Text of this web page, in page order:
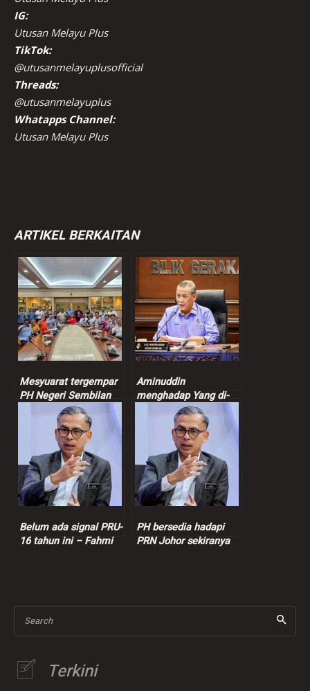
IG:
Utusan Melayu Plus
TikTok:
@utusanmelayuplusofficial
Threads:
@utusanmelayuplus
Whatapps Channel:
Utusan Melayu Plus
ARTIKEL BERKAITAN
Mesyuarat tergempar
PH Negeri Sembilan
hanya bincang
persediaan PRN
Aminuddin
menghadap Yang di-
Pertuan Besar Negeri
Sembilan di KL
Belum ada signal PRU-
16 tahun ini – Fahmi
PH bersedia hadapi
PRN Johor sekiranya
Search
Terkini